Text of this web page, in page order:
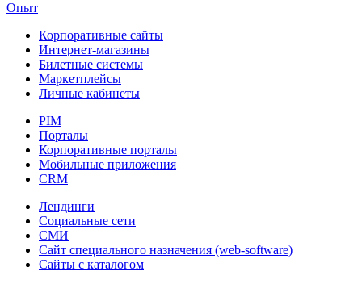
Опыт
Корпоративные сайты
Интернет-магазины
Билетные системы
Маркетплейсы
Личные кабинеты
PIM
Порталы
Корпоративные порталы
Мобильные приложения
CRM
Лендинги
Социальные сети
СМИ
Сайт специального назначения (web-software)
Сайты с каталогом